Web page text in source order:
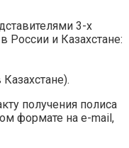
3-х
России и Казахстане:
получения полиса
формате на e-mail,